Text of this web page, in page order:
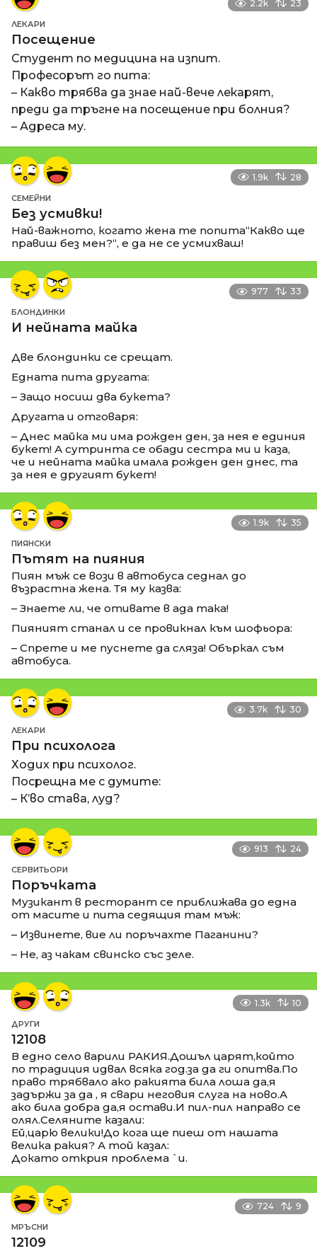
2.2k 23
ЛЕКАРИ
Посещение
Студент по медицина на изпит.
Професорът го пита:
– Какво трябва да знае най-вече лекарят,
преди да тръгне на посещение при болния?
– Адреса му.
1.9k 28
СЕМЕЙНИ
Без усмивки!
Най-важното, когато жена те попита“Какво ще
правиш без мен?“, е да не се усмихваш!
977 33
БЛОНДИНКИ
И нейната майка
Две блондинки се срещат.
Едната пита другата:
– Защо носиш два букета?
Другата и отговаря:
– Днес майка ми има рожден ден, за нея е единия
букет! А сутринта се обади сестра ми и каза,
че и нейната майка имала рожден ден днес, та
за нея е другият букет!
1.9k 35
ПИЯНСКИ
Пътят на пияния
Пиян мъж се вози в автобуса седнал до
възрастна жена. Тя му казва:
– Знаете ли, че отивате в ада така!
Пияният станал и се провикнал към шофьора:
– Спрете и ме пуснете да сляза! Объркал съм
автобуса.
3.7k 30
ЛЕКАРИ
При психолога
Ходих при психолог.
Посрещна ме с думите:
– К’во става, луд?
913 24
СЕРВИТЬОРИ
Поръчката
Музикант в ресторант се приближава до една
от масите и пита седящия там мъж:
– Извинете, вие ли поръчахте Паганини?
– Не, аз чакам свинско със зеле.
1.3k 10
ДРУГИ
12108
В едно село варили РАКИЯ.Дошъл царят,който
по традиция идвал всяка год.за да ги опитва.По
право трябвало ако ракията била лоша да,я
задържи за да , я свари неговия слуга на ново.А
ако била добра да,я остави.И пил-пил направо се
олял.Селяните казали:
Ей,царю велики!До кога ще пиеш от нашата
велика ракия? А той казал:
Докато открия проблема `и.
724 9
МРЪСНИ
12109